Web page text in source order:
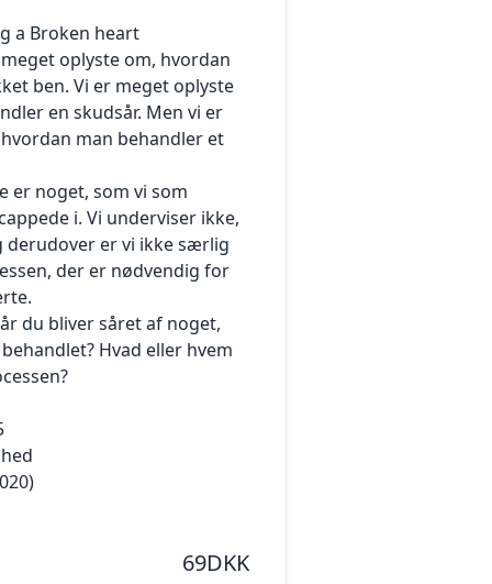
a Broken heart
oplyste om, hvordan
ben. Vi er meget oplyste
en skudsår. Men vi er
man behandler et
er noget, som vi som
i. Vi underviser ikke,
derudover er vi ikke særlig
der er nødvendig for
du bliver såret af noget,
Hvad eller hvem
69DKK